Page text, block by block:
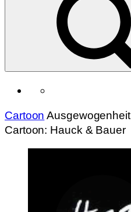
Cartoon Ausgewogenheit
Cartoon: Hauck & Bauer